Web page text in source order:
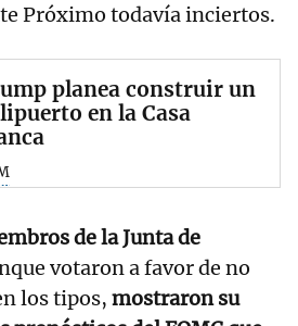
Próximo todavía inciertos.
planea construir un
en la Casa
de la Junta de
votaron a favor de no
los tipos, mostraron su